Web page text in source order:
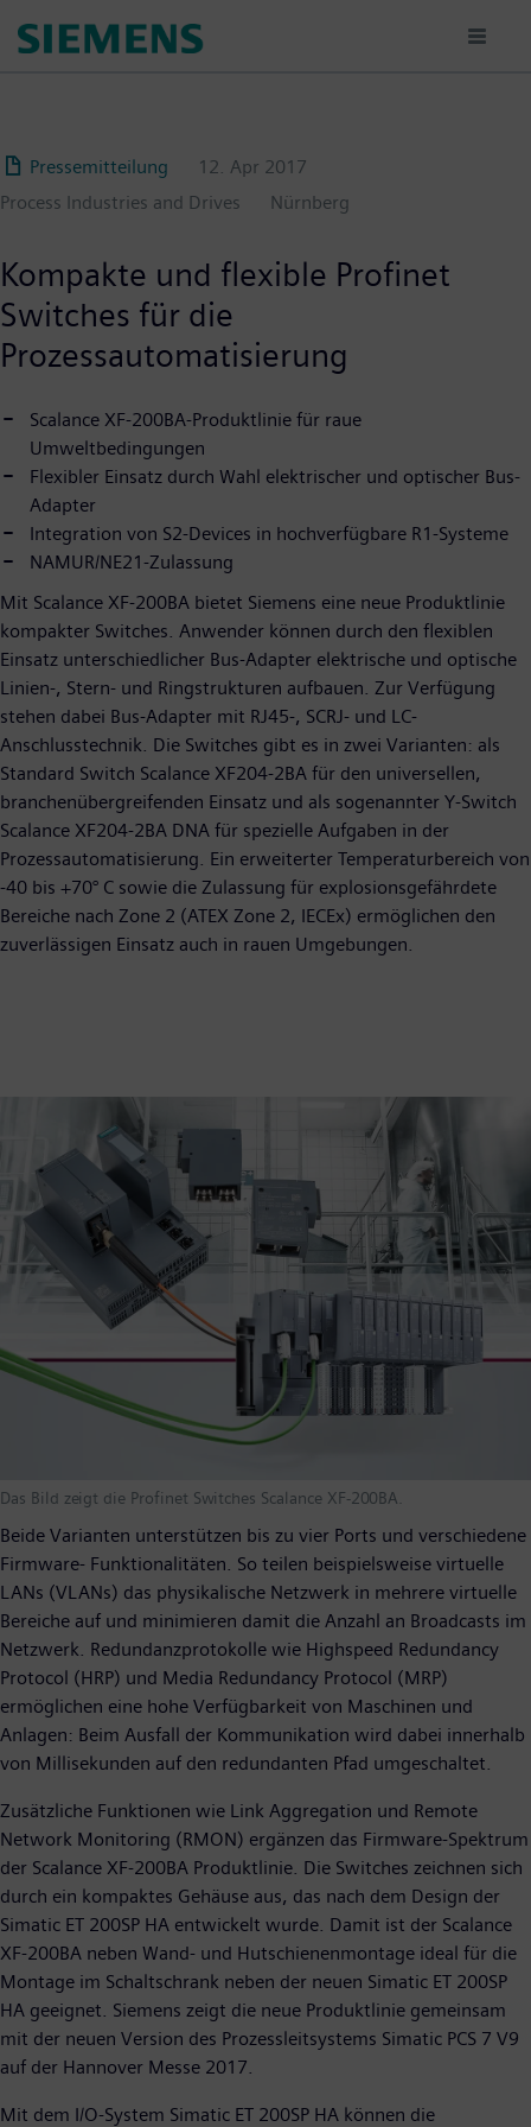
para
Pressemitteilung
12. Apr 2017
Process Industries and Drives
Nürnberg
Kompakte und flexible Profinet
Switches für die
Prozessautomatisierung
Scalance XF-200BA-Produktlinie für raue
Umweltbedingungen
Flexibler Einsatz durch Wahl elektrischer und optischer Bus-
Adapter
Integration von S2-Devices in hochverfügbare R1-Systeme
NAMUR/NE21-Zulassung
Mit Scalance XF-200BA bietet Siemens eine neue Produktlinie
kompakter Switches. Anwender können durch den flexiblen
Einsatz unterschiedlicher Bus-Adapter elektrische und optische
Linien-, Stern- und Ringstrukturen aufbauen. Zur Verfügung
stehen dabei Bus-Adapter mit RJ45-, SCRJ- und LC-
Anschlusstechnik. Die Switches gibt es in zwei Varianten: als
Standard Switch Scalance XF204-2BA für den universellen,
branchenübergreifenden Einsatz und als sogenannter Y-Switch
Scalance XF204-2BA DNA für spezielle Aufgaben in der
Prozessautomatisierung. Ein erweiterter Temperaturbereich von
-40 bis +70° C sowie die Zulassung für explosionsgefährdete
Bereiche nach Zone 2 (ATEX Zone 2, IECEx) ermöglichen den
zuverlässigen Einsatz auch in rauen Umgebungen.
Das Bild zeigt die Profinet Switches Scalance XF-200BA.
Beide Varianten unterstützen bis zu vier Ports und verschiedene
Firmware- Funktionalitäten. So teilen beispielsweise virtuelle
LANs (VLANs) das physikalische Netzwerk in mehrere virtuelle
Bereiche auf und minimieren damit die Anzahl an Broadcasts im
Netzwerk. Redundanzprotokolle wie Highspeed Redundancy
Protocol (HRP) und Media Redundancy Protocol (MRP)
ermöglichen eine hohe Verfügbarkeit von Maschinen und
Anlagen: Beim Ausfall der Kommunikation wird dabei innerhalb
von Millisekunden auf den redundanten Pfad umgeschaltet.
Zusätzliche Funktionen wie Link Aggregation und Remote
Network Monitoring (RMON) ergänzen das Firmware-Spektrum
der Scalance XF-200BA Produktlinie. Die Switches zeichnen sich
durch ein kompaktes Gehäuse aus, das nach dem Design der
Simatic ET 200SP HA entwickelt wurde. Damit ist der Scalance
XF-200BA neben Wand- und Hutschienenmontage ideal für die
Montage im Schaltschrank neben der neuen Simatic ET 200SP
HA geeignet. Siemens zeigt die neue Produktlinie gemeinsam
mit der neuen Version des Prozessleitsystems Simatic PCS 7 V9
auf der Hannover Messe 2017.
Mit dem I/O-System Simatic ET 200SP HA können die